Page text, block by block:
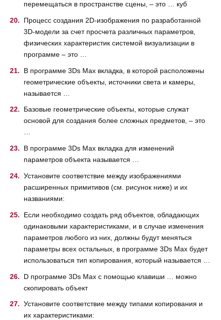
перемещаться в пространстве сцены, – это … куб
Процесс создания 2D-изображения по разработанной
3D-модели за счет просчета различных параметров,
физических характеристик системой визуализации в
программе – это …
В программе 3Ds Max вкладка, в которой расположены
геометрические объекты, источники света и камеры,
называется …
Базовые геометрические объекты, которые служат
основой для создания более сложных предметов, – это
…
В программе 3Ds Max вкладка для изменений
параметров объекта называется …
Установите соответствие между изображениями
расширенных примитивов (см. рисунок ниже) и их
названиями:
Если необходимо создать ряд объектов, обладающих
одинаковыми характеристиками, и в случае изменения
параметров любого из них, должны будут меняться
параметры всех остальных, в программе 3Ds Max будет
использоваться тип копирования, который называется …
D программе 3Ds Max с помощью клавиши … можно
скопировать объект
Установите соответствие между типами копирования и
их характеристиками: